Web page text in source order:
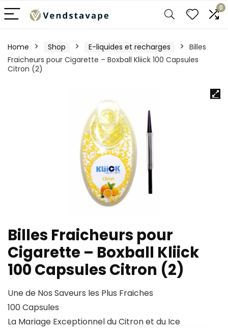
0
Home Shop E-liquides et recharges
Billes
Fraicheurs pour Cigarette – Boxball Kliick 100 Capsules
Citron (2)
Billes Fraicheurs pour
Cigarette – Boxball Kliick
100 Capsules Citron (2)
Une de Nos Saveurs les Plus Fraiches
100 Capsules
La Mariage Exceptionnel du Citron et du Ice